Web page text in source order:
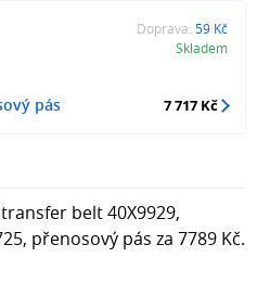
pás
Doprava: 59 Kč
Skladem
7 717 Kč
belt 40X9929,
přenosový pás za 7789 Kč.